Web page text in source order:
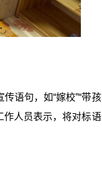
语句，如“嫁校”“带孩
作人员表示，将对标语